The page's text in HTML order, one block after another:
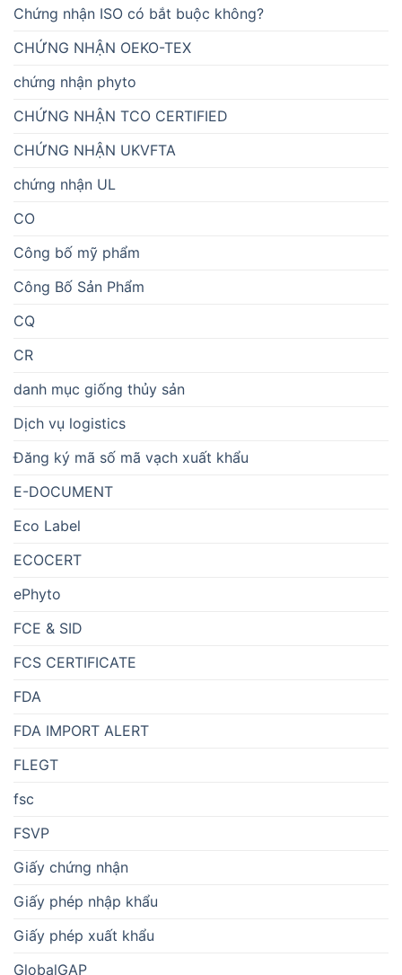
Chứng nhận ISO có bắt buộc không?
CHỨNG NHẬN OEKO-TEX
chứng nhận phyto
CHỨNG NHẬN TCO CERTIFIED
CHỨNG NHẬN UKVFTA
chứng nhận UL
CO
Công bố mỹ phẩm
Công Bố Sản Phẩm
CQ
CR
danh mục giống thủy sản
Dịch vụ logistics
Đăng ký mã số mã vạch xuất khẩu
E-DOCUMENT
Eco Label
ECOCERT
ePhyto
FCE & SID
FCS CERTIFICATE
FDA
FDA IMPORT ALERT
FLEGT
fsc
FSVP
Giấy chứng nhận
Giấy phép nhập khẩu
Giấy phép xuất khẩu
GlobalGAP